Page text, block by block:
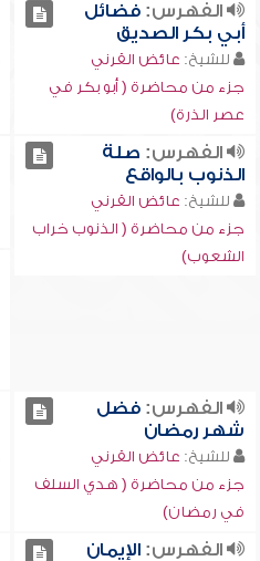
الفهرس:فضائل
أبي بكر الصديق
للشيخ: عائض القرني
جزء من محاضرة ( أبو بكر في
عصر الذرة)
الفهرس: صلة
الذنوب بالواقع
للشيخ: عائض القرني
جزء من محاضرة ( الذنوب خراب
الشعوب)
الفهرس:فضل
شهر رمضان
للشيخ: عائض القرني
جزء من محاضرة ( هدي السلف
في رمضان)
الفهرس:الإيمان